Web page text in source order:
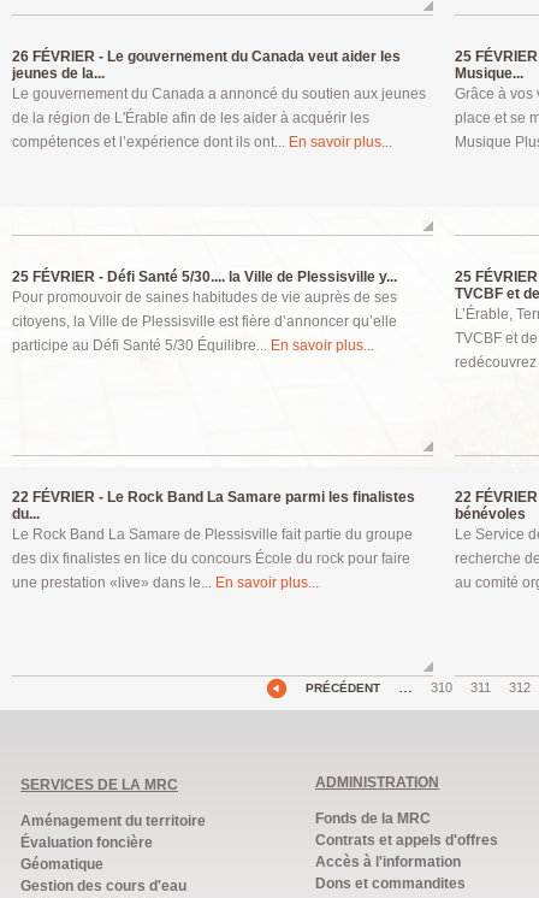
26 FÉVRIER - Le gouvernement du Canada veut aider les
jeunes de la...
Le gouvernement du Canada a annoncé du soutien aux jeunes
de la région de L'Érable afin de les aider à acquérir les
compétences et l’expérience dont ils ont... En savoir plus...
25
Musique...
Grâce à vos
place et se
Musique
25 FÉVRIER - Défi Santé 5/30.... la Ville de Plessisville y...
Pour promouvoir de saines habitudes de vie auprès de ses
citoyens, la Ville de Plessisville est fière d’annoncer qu’elle
participe au Défi Santé 5/30 Équilibre... En savoir plus...
25
TVCBF et
L’Érable,
TVCBF et
22 FÉVRIER - Le Rock Band La Samare parmi les finalistes
du...
Le Rock Band La Samare de Plessisville fait partie du groupe
des dix finalistes en lice du concours École du rock pour faire
une prestation «live» dans le... En savoir plus...
22
bénévoles
Le Service
recherche
au comité
PRÉCÉDENT … 310 311 312
SERVICES DE LA MRC
Aménagement du territoire
Évaluation foncière
Géomatique
Gestion des cours d'eau
ADMINISTRATION
Fonds de la MRC
Contrats et appels d'offres
Accès à l'information
Dons et commandites